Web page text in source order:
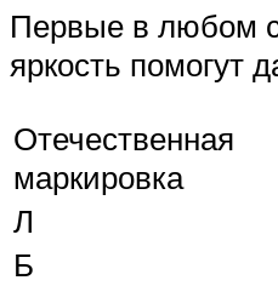
Первые в любом
яркость помогут
Отечественная
маркировка
Л
Б